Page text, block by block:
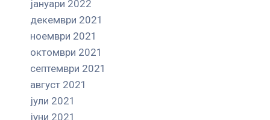
јануари 2022
декември 2021
ноември 2021
октомври 2021
септември 2021
август 2021
јули 2021
јуни 2021